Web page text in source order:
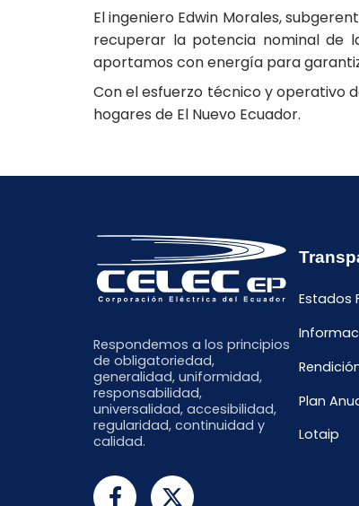
El ingeniero Edwin Morales,
recuperar la potencia nominal de
aportamos con energía para
Con el esfuerzo técnico y operativo
hogares de El Nuevo Ecuador.
Respondemos a los principios
de obligatoriedad,
generalidad, uniformidad,
responsabilidad,
universalidad, accesibilidad,
regularidad, continuidad y
calidad.
Estados
Plan
Lotaip